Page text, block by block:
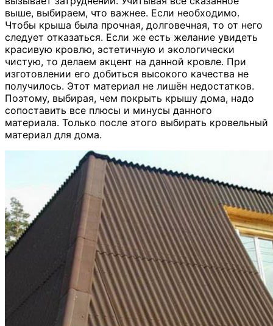
выше, выбираем, что важнее. Если необходимо.
Чтобы крыша была прочная, долговечная, то от него
следует отказаться. Если же есть желание увидеть
красивую кровлю, эстетичную и экологически
чистую, то делаем акцент на данной кровле. При
изготовлении его добиться высокого качества не
получилось. Этот материал не лишён недостатков.
Поэтому, выбирая, чем покрыть крышу дома, надо
сопоставить все плюсы и минусы данного
материала. Только после этого выбирать кровельный
материал для дома.